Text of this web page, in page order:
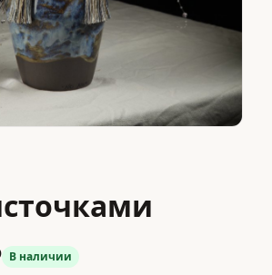
В наличии